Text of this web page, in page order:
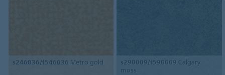
s246036/t546036 Metro gold s290009/t590009 Calgary
moss